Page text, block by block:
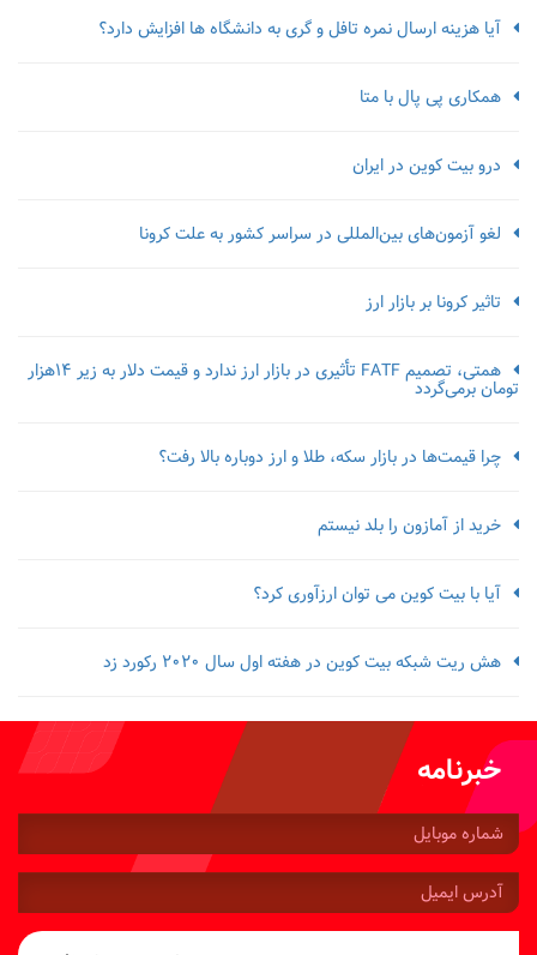
آیا هزینه ارسال نمره تافل و گری به دانشگاه ها افزایش دارد؟
همکاری پی پال با متا
درو بیت کوین در ایران
لغو آزمون‌‌های بین‌المللی در سراسر کشور به علت کرونا
تاثیر کرونا بر بازار ارز
همتی، تصمیم FATF تأثیری در بازار ارز ندارد و قیمت دلار به زیر ۱۴هزار
تومان برمی‌گردد
چرا قیمت‌ها در بازار سکه، طلا و ارز دوباره بالا رفت؟
خرید از آمازون را بلد نیستم
آیا با بیت کوین می توان ارزآوری کرد؟
هش ریت شبکه بیت کوین در هفته اول سال 2020 رکورد زد
خبرنامه
شماره
موبایل:
آدرس
ایمیل: